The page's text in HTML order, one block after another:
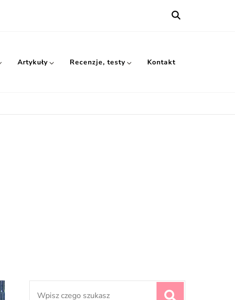
Artykuły Recenzje, testy Kontakt